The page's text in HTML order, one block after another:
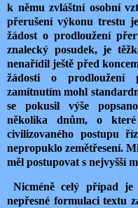
k němu zvláštní osobní
přerušení výkonu trestu
žádost o prodloužení
znalecký posudek, je
nenařídil ještě před
žádosti o prodloužení
zamítnutím mohl
se pokusil výše
několika dnům, o
civilizovaného postupu
nepropuklo zemětřesení.
měl postupovat s nejvyšší
Nicméně celý případ
nepřesné formulaci textu